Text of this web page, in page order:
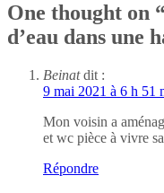
One thought on
d’eau dans une
Beinat dit :
9 mai 2021 à 6 h 51
Mon voisin a
et wc pièce à vivre
Répondre